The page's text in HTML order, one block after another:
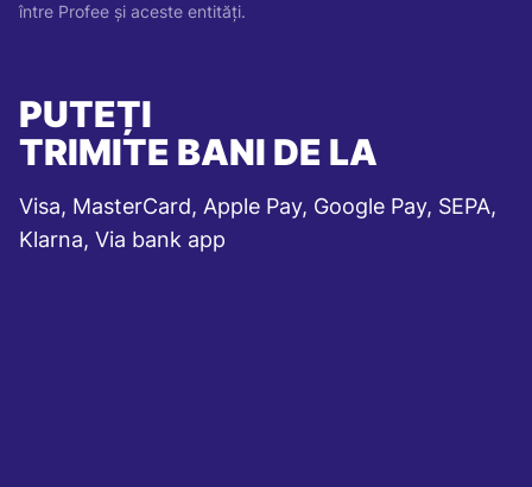
între Profee și aceste entități.
PUTEȚI
TRIMITE BANI DE LA
Visa, MasterCard, Apple Pay, Google Pay, SEPA,
Klarna, Via bank app